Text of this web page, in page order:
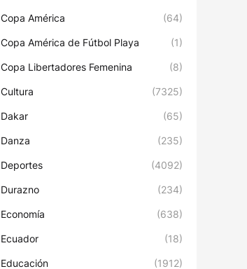
Copa América (64)
Copa América de Fútbol Playa (1)
Copa Libertadores Femenina (8)
Cultura (7325)
Dakar (65)
Danza (235)
Deportes (4092)
Durazno (234)
Economía (638)
Ecuador (18)
Educación (1912)